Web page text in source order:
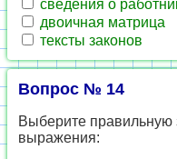
сведения о
двоичная матрица
тексты законов
Вопрос № 14
Выберите правильную
выражения: